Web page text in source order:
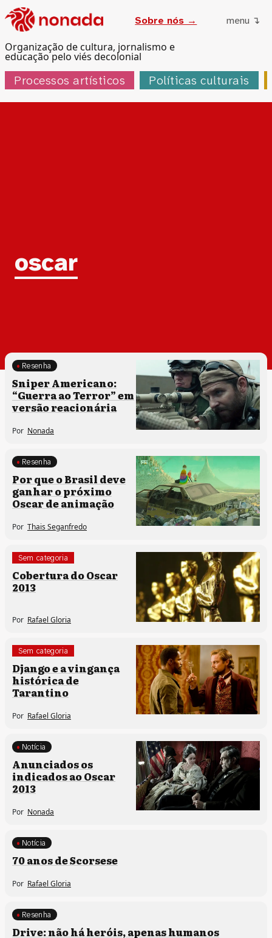
Organização de cultura, jornalismo e
educação pelo viés decolonial
Sobre nós → menu ↴
Processos artísticos Políticas culturais
Tag:
oscar
Resenha
Sniper Americano:
“Guerra ao Terror” em
versão reacionária
Por Nonada
Processos artísticos
Resenha
Por que o Brasil deve
ganhar o próximo
Oscar de animação
Por Thais Seganfredo
Sem categoria
Cobertura do Oscar
2013
Por Rafael Gloria
Sem categoria
Django e a vingança
histórica de
Tarantino
Por Rafael Gloria
Notícia
Anunciados os
indicados ao Oscar
2013
Por Nonada
Notícia
70 anos de Scorsese
Por Rafael Gloria
Resenha
Drive: não há heróis, apenas humanos